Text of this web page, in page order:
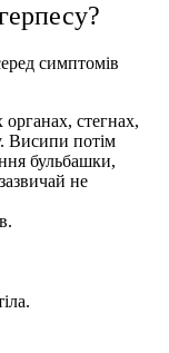
симптомiв
стегнах,
Висипи потім
бульбашки,
не